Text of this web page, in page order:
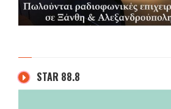
STAR 88.8